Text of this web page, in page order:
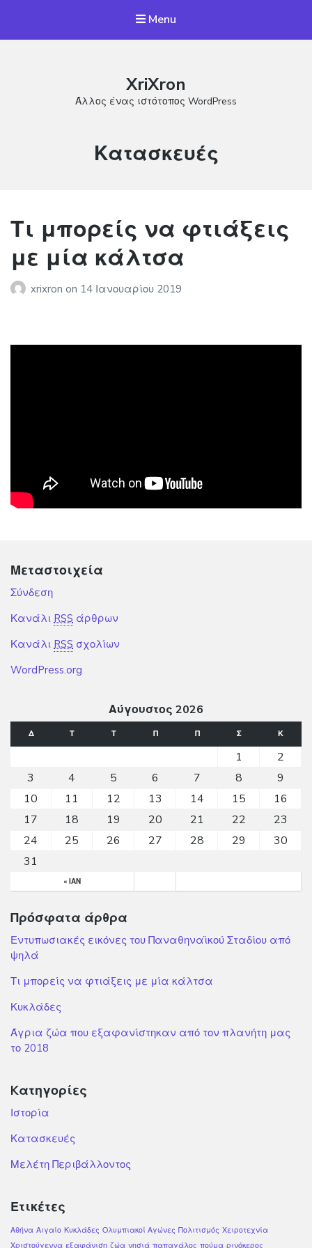
Menu
XriXron
Άλλος ένας ιστότοπος WordPress
Κατηγορία:
Κατασκευές
Τι μπορείς να φτιάξεις
με μία κάλτσα
xrixron on 14 Ιανουαρίου 2019
Μεταστοιχεία
Σύνδεση
Κανάλι RSS άρθρων
Κανάλι RSS σχολίων
WordPress.org
Αύγουστος 2026
Δ Τ Τ Π Π Σ Κ
« ΙΑΝ
1
2
3
4 5 6 7 8
9
10
11 12 13 14 15
16
17
18 19 20 21 22
23
24
25 26 27 28 29
30
31
Πρόσφατα άρθρα
Εντυπωσιακές εικόνες του Παναθηναϊκού Σταδίου από
ψηλά
Τι μπορείς να φτιάξεις με μία κάλτσα
Κυκλάδες
Άγρια ζώα που εξαφανίστηκαν από τον πλανήτη μας
το 2018
Kατηγορίες
Ιστορία
Κατασκευές
Μελέτη Περιβάλλοντος
Ετικέτες
Αθήνα Αιγαίο Κυκλάδες Ολυμπιακοί Αγώνες Πολιτισμός Χειροτεχνία
Χριστούγεννα εξαφάνιση ζώα νησιά παπαγάλος πούμα ρινόκερος